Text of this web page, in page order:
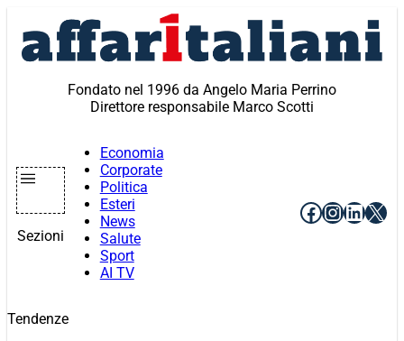
contenuto
Fondato nel 1996 da Angelo Maria Perrino
Direttore responsabile Marco Scotti
Sezioni
Economia
Corporate
Politica
Esteri
News
Salute
Sport
AI TV
Facebook
X
Tendenze